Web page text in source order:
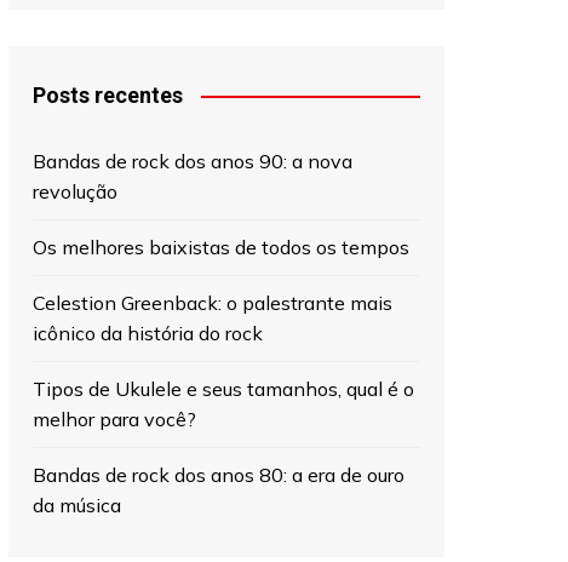
Posts recentes
Bandas de rock dos anos 90: a nova
revolução
Os melhores baixistas de todos os tempos
Celestion Greenback: o palestrante mais
icônico da história do rock
Tipos de Ukulele e seus tamanhos, qual é o
melhor para você?
Bandas de rock dos anos 80: a era de ouro
da música